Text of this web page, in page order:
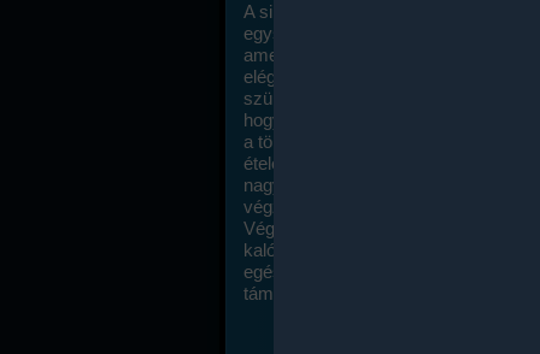
A sikeres fogyás titka valójában igen
egyszerű: égess több energiát, mint
amennyit beviszel. Természetesen
elég nagy fegyelemre és akaraterőre
szükség, de meglepődve fogod
hogy a kalóriaszámolás mennyire
a többi diétához képest. Itt nincsenek
ételek és a megengedett kalóriabevitelt
nagymértékben növelheted ha
végzel.
Végül, de nem utolsó sorban, a
kalóriaszámolás módszerét a legtöbb
egészségügyi szakorvos ajánlja és
támogatja.